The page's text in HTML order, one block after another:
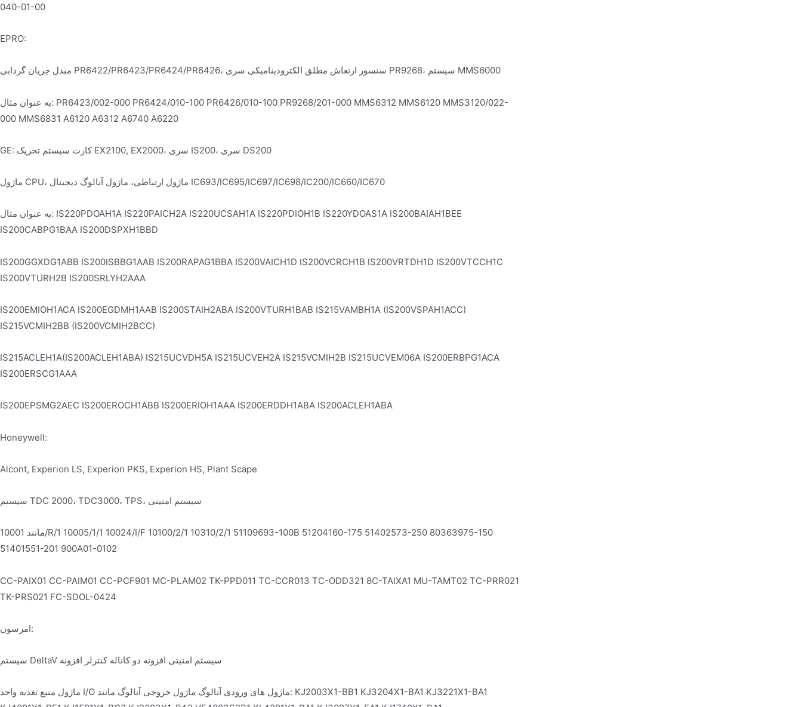
040-01-00
EPRO:
مبدل جریان گردابی PR6422/PR6423/PR6424/PR6426، سنسور ارتعاش مطلق الکترودینامیکی سری PR9268، سیستم MMS6000
به عنوان مثال: PR6423/002-000 PR6424/010-100 PR6426/010-100 PR9268/201-000 MMS6312 MMS6120 MMS3120/022-
000 MMS6831 A6120 A6312 A6740 A6220
GE: کارت سیستم تحریک EX2100, EX2000، سری IS200، سری DS200
ماژول CPU، ماژول ارتباطی، ماژول آنالوگ دیجیتال IC693/IC695/IC697/IC698/IC200/IC660/IC670
به عنوان مثال: IS220PDOAH1A IS220PAICH2A IS220UCSAH1A IS220PDIOH1B IS220YDOAS1A IS200BAIAH1BEE
IS200CABPG1BAA IS200DSPXH1BBD
IS200GGXDG1ABB IS200ISBBG1AAB IS200RAPAG1BBA IS200VAICH1D IS200VCRCH1B IS200VRTDH1D IS200VTCCH1C
IS200VTURH2B IS200SRLYH2AAA
IS200EMIOH1ACA IS200EGDMH1AAB IS200STAIH2ABA IS200VTURH1BAB IS215VAMBH1A (IS200VSPAH1ACC)
IS215VCMIH2BB (IS200VCMIH2BCC)
IS215ACLEH1A(IS200ACLEH1ABA) IS215UCVDH5A IS215UCVEH2A IS215VCMIH2B IS215UCVEM06A IS200ERBPG1ACA
IS200ERSCG1AAA
IS200EPSMG2AEC IS200EROCH1ABB IS200ERIOH1AAA IS200ERDDH1ABA IS200ACLEH1ABA
Honeywell:
Alcont, Experion LS, Experion PKS, Experion HS, Plant Scape
سیستم TDC 2000، TDC3000، TPS، سیستم امنیتی
مانند 10001/R/1 10005/1/1 10024/I/F 10100/2/1 10310/2/1 51109693-100B 51204160-175 51402573-250 80363975-150
51401551-201 900A01-0102
CC-PAIX01 CC-PAIM01 CC-PCF901 MC-PLAM02 TK-PPD011 TC-CCR013 TC-ODD321 8C-TAIXA1 MU-TAMT02 TC-PRR021
TK-PRS021 FC-SDOL-0424
امرسون:
سیستم DeltaV سیستم امنیتی افزونه دو کاناله کنترلر افزونه
ماژول منبع تغذیه واحد I/O ماژول های ورودی آنالوگ ماژول خروجی آنالوگ مانند: KJ2003X1-BB1 KJ3204X1-BA1 KJ3221X1-BA1